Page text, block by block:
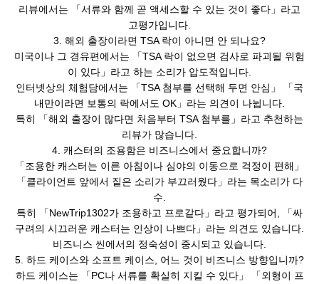
리뷰에서는 「서류와 함께 곧 액세스할 수 있는 것이 좋다」라고
고평가입니다.
3. 해외 출장이라면 TSA 락이 아니면 안 되나요?
미국이나 그 경유편에서는 「TSA 락이 없으면 검사로 파괴될 위험
이 있다」라고 하는 소리가 압도적입니다.
인터넷상의 체험담에서는 「TSA 첨부를 선택해 두면 안심」 「국
내만이라면 보통의 락에서도 OK」라는 의견이 나뉩니다.
특히 「해외 출장이 많다면 처음부터 TSA 첨부를」라고 추천하는
리뷰가 많습니다.
4. 캐스터의 조용함은 비즈니스에서 중요합니까?
「조용한 캐스터는 이른 아침이나 심야의 이동으로 걱정이 편해」
「클라이언트 앞에서 짙은 소리가 부끄러웠다」라는 목소리가 다
수.
특히 「NewTrip1302가 조용하고 프로같다」라고 평가되어, 「싸
구려의 시끄러운 캐스터는 인상이 나쁘다」라는 의견도 있습니다.
비즈니스 씬에서의 정숙성이 중시되고 있습니다.
5. 하드 케이스와 소프트 케이스, 어느 것이 비즈니스 방향입니까?
하드 케이스는 「PC나 서류를 확실히 지킬 수 있다」 「외형이 프